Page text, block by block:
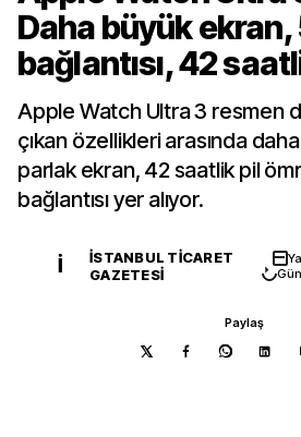
Daha büyük ekran,
bağlantısı, 42
Apple Watch Ultra 3 resmen
çıkan özellikleri arasında
parlak ekran, 42 saatlik pil
bağlantısı yer alıyor.
İ
İSTANBUL TICARET
GAZETESI
Paylaş